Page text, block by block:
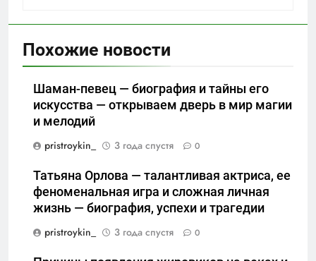
Похожие новости
Шаман-певец — биография и тайны его
искусства — открываем дверь в мир магии
и мелодий
pristroykin_
3 года спустя 0
Татьяна Орлова — талантливая актриса, ее
феноменальная игра и сложная личная
жизнь — биография, успехи и трагедии
pristroykin_
3 года спустя 0